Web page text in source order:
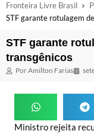
Fronteira Livre Brasil
STF garante rotulagem
STF garante
transgênicos
PorAmilton Farias
Ministro rejeita